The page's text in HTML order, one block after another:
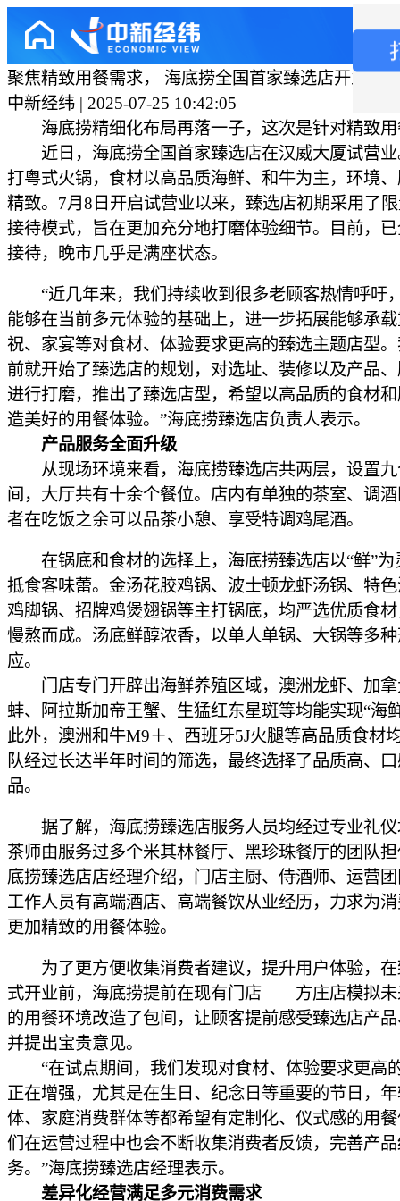
聚焦精致用餐需求， 海底捞全国首家臻选店开业
中新经纬 | 2025-07-25 10:42:05
海底捞精细化布局再落一子，这次是针对精致用
近日，海底捞全国首家臻选店在汉威大厦试营业
打粤式火锅，食材以高品质海鲜、和牛为主，环境
精致。7月8日开启试营业以来，臻选店初期采用了
接待模式，旨在更加充分地打磨体验细节。目前，
接待，晚市几乎是满座状态。
“近几年来，我们持续收到很多老顾客热情呼吁
能够在当前多元体验的基础上，进一步拓展能够承
祝、家宴等对食材、体验要求更高的臻选主题店型
前就开始了臻选店的规划，对选址、装修以及产品
进行打磨，推出了臻选店型，希望以高品质的食材
造美好的用餐体验。”海底捞臻选店负责人表示。
产品服务全面升级
从现场环境来看，海底捞臻选店共两层，设置九
间，大厅共有十余个餐位。店内有单独的茶室、调
者在吃饭之余可以品茶小憩、享受特调鸡尾酒。
在锅底和食材的选择上，海底捞臻选店以“鲜”为
抵食客味蕾。金汤花胶鸡锅、波士顿龙虾汤锅、特
鸡脚锅、招牌鸡煲翅锅等主打锅底，均严选优质食
慢熬而成。汤底鲜醇浓香，以单人单锅、大锅等多
应。
门店专门开辟出海鲜养殖区域，澳洲龙虾、加拿
蚌、阿拉斯加帝王蟹、生猛红东星斑等均能实现“海
此外，澳洲和牛M9＋、西班牙5J火腿等高品质食材
队经过长达半年时间的筛选，最终选择了品质高、
品。
据了解，海底捞臻选店服务人员均经过专业礼仪
茶师由服务过多个米其林餐厅、黑珍珠餐厅的团队
底捞臻选店店经理介绍，门店主厨、侍酒师、运营
工作人员有高端酒店、高端餐饮从业经历，力求为
更加精致的用餐体验。
为了更方便收集消费者建议，提升用户体验，在
式开业前，海底捞提前在现有门店——方庄店模拟未
的用餐环境改造了包间，让顾客提前感受臻选店产
并提出宝贵意见。
“在试点期间，我们发现对食材、体验要求更高
正在增强，尤其是在生日、纪念日等重要的节日，
体、家庭消费群体等都希望有定制化、仪式感的用
们在运营过程中也会不断收集消费者反馈，完善产
务。”海底捞臻选店经理表示。
差异化经营满足多元消费需求